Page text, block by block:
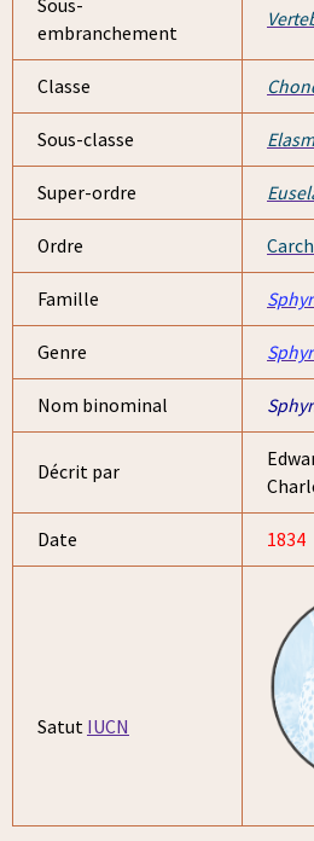
Sous-
embranchement
Classe
Sous-classe
Super-ordre
Ordre
Famille
Genre
Nom binominal
Décrit par
Date 1834
Satut IUCN